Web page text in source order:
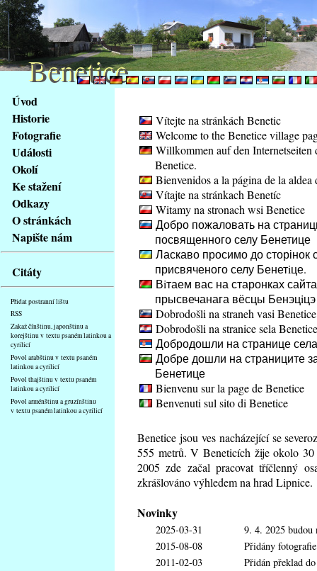
obsah
stránky
Klávesové
zkratky
tomto
webu
základní
Hlavní
strana
Úvod
Historie
Fotografie
Události
Okolí
Ke stažení
Odkazy
O stránkách
Napište nám
Citáty
Přidat postranní lištu
RSS
Zakaž čínštinu, japonštinu a
korejštinu v textu psaném latinkou a
cyrilicí
Povol arabštinu v textu psaném
latinkou a cyrilicí
Povol thajštinu v textu psaném
latinkou a cyrilicí
Povol arménštinu a gruzínštinu
v textu psaném latinkou a cyrilicí
Vítejte na stránkách Benetic
Welcome to the Benetice village
Willkommen auf den Internetseiten
Benetice.
Bienvenidos a la página de la aldea
Vítajte na stránkach Benetíc
Witamy na stronach wsi Benetice
Добро пожаловать на
посвященного селу Бенетице
Ласкаво просимо до сторінок
присвяченого селу Бенетiце.
Вiтаем вас на старонках
прысвечанага вёсцы Бенэцiцэ
Dobrodošli na straneh vasi Benetice
Dobrodošli na stranice sela Benetice
Добродошли на странице
Добре дошли на страниците
Бенетице
Bienvenu sur la page de Benetice
Benvenuti sul sito di Benetice
Benetice jsou ves nacházející se
555 metrů. V Beneticích žije okolo 30
2005 zde začal pracovat tříčlenný
zkrášlováno výhledem na hrad Lipnice.
Novinky
2025-03-31
9. 4. 2025 budou
2015-08-08
Přidány
2011-02-03
Přidán překlad
Benetice
Benetice